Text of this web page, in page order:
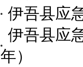
伊吾县应
伊吾县应
年）